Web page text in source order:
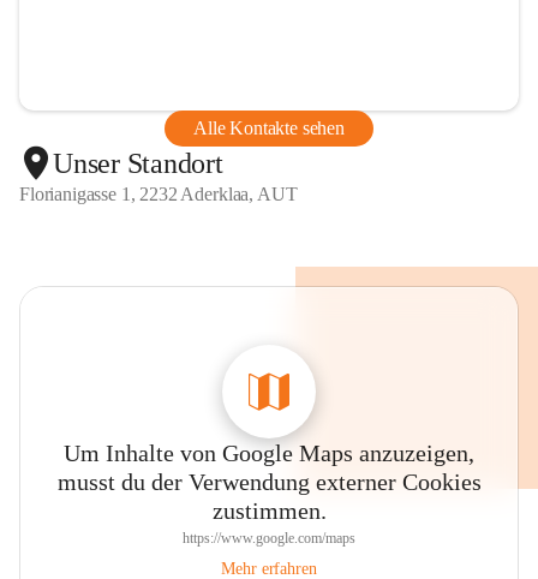
Alle Kontakte sehen
Unser Standort
Florianigasse 1, 2232 Aderklaa, AUT
Um Inhalte von Google Maps anzuzeigen,
musst du der Verwendung externer Cookies
zustimmen.
https://www.google.com/maps
Mehr erfahren